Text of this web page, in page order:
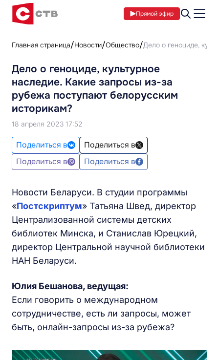
Прямой эфир
Главная страница Новости Общество Дело о геноциде,
Дело о геноциде, культурное
наследие. Какие запросы из-за
рубежа поступают белорусским
историкам?
18 апреля 2023 17:52
Поделиться в
Поделиться в
Поделиться в
Поделиться в
Новости Беларуси. В студии программы
«Постскриптум» Татьяна Швед, директор
Централизованной системы детских
библиотек Минска, и Станислав Юрецкий,
директор Центральной научной библиотеки
НАН Беларуси.
Юлия Бешанова, ведущая:
Если говорить о международном
сотрудничестве, есть ли запросы, может
быть, онлайн-запросы из-за рубежа?